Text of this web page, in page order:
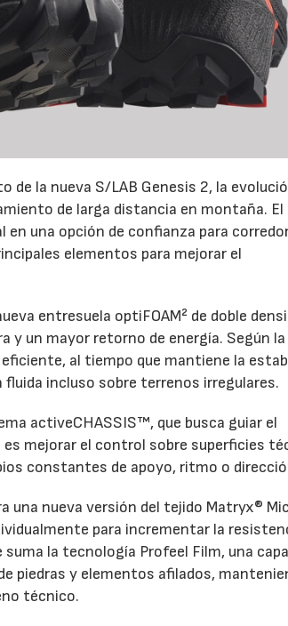
la nueva S/LAB Genesis 2, la
de larga distancia en montaña. El
una opción de confianza para
elementos para mejorar el
entresuela optiFOAM² de doble
y un mayor retorno de energía. Según la
al tiempo que mantiene la
incluso sobre terrenos irregulares.
activeCHASSIS™, que busca guiar el
mejorar el control sobre superficies
constantes de apoyo, ritmo o
una nueva versión del tejido Matryx®
para incrementar la
la tecnología Profeel Film, una capa
piedras y elementos afilados,
técnico.